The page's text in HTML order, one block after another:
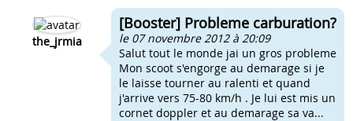
the_jrmia
[Booster] Probleme carburation?
le 07 novembre 2012 à 20:09
Salut tout le monde jai un gros probleme
Mon scoot s'engorge au demarage si je
le laisse tourner au ralenti et quand
j'arrive vers 75-80 km/h . Je lui est mis un
cornet doppler et au demarage sa va...